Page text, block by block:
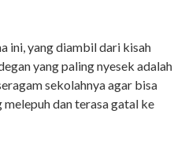
ini, yang diambil dari kisah
yang paling nyesek adalah
sekolahnya agar bisa
dan terasa gatal ke